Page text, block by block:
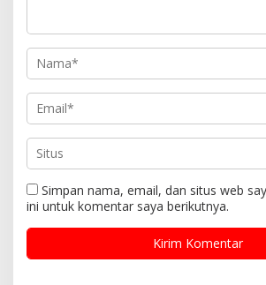
Simpan nama, email, dan situs web
ini untuk komentar saya berikutnya.